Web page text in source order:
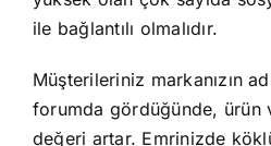
ile bağlantılı olmalıdır.
Müşterileriniz markanızın
forumda gördüğünde, ürün
değeri artar. Emrinizde